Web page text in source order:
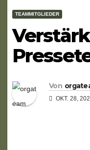
TEAMMITGLIEDER
Von
OKT. 28,